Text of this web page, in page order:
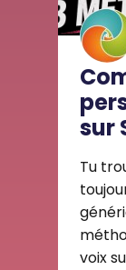
sur
Tu
voix